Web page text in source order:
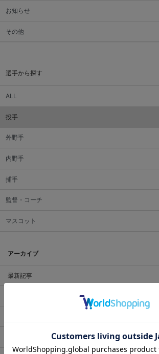
お知らせ
その他
選手から探す
ALL
投手
外野手
内野手
捕手
監督・コーチ
マスコット
アーカイブ
最新記事